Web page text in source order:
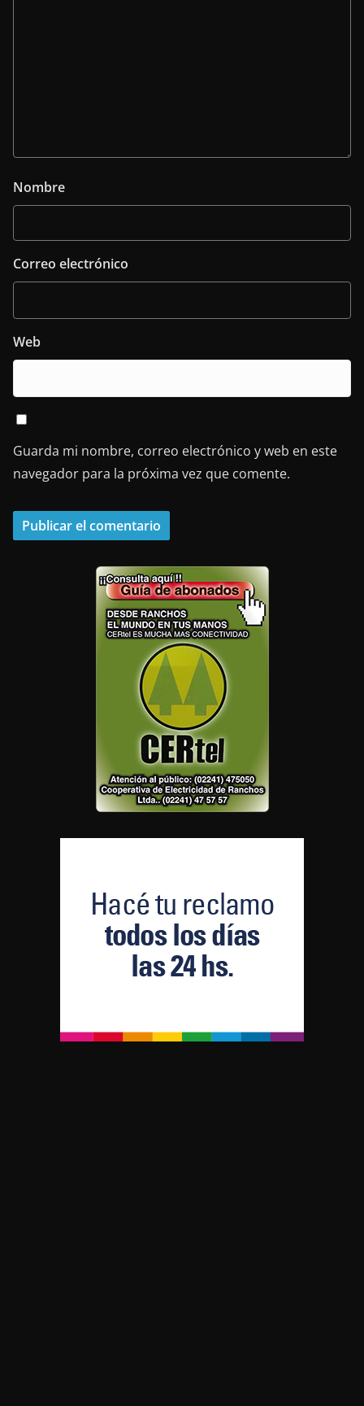
Nombre
Correo electrónico
Web
Guarda mi nombre, correo electrónico y web en este
navegador para la próxima vez que comente.